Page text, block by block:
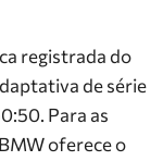
registrada do
de série
Para as
oferece o